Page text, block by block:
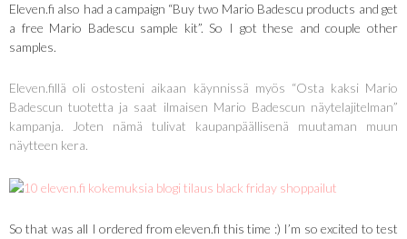
Eleven.fi also had a campaign “Buy two Mario Badescu products and get
a free Mario Badescu sample kit”. So I got these and couple other
samples.
Eleven.fillä oli ostosteni aikaan käynnissä myös “Osta kaksi Mario
Badescun tuotetta ja saat ilmaisen Mario Badescun näytelajitelman”
kampanja. Joten nämä tulivat kaupanpäällisenä muutaman muun
näytteen kera.
So that was all I ordered from eleven.fi this time :) I’m so excited to test